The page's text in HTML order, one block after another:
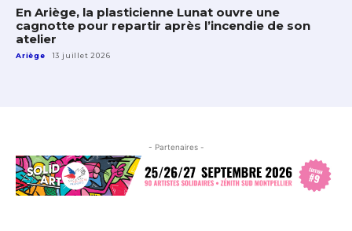
En Ariège, la plasticienne Lunat ouvre une
cagnotte pour repartir après l’incendie de son
atelier
Ariège 13 juillet 2026
- Partenaires -